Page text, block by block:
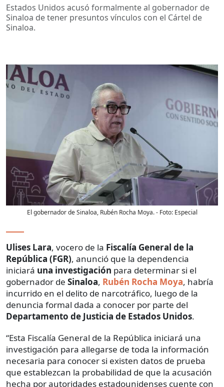
Estados Unidos acusó formalmente al gobernador de
Sinaloa de tener presuntos vínculos con el Cártel de
Sinaloa.
El gobernador de Sinaloa, Rubén Rocha Moya.- Foto: Especial
Ulises Lara, vocero de la Fiscalía General de la
República (FGR), anunció que la dependencia
iniciará una investigación para determinar si el
gobernador de Sinaloa, Rubén Rocha Moya, habría
incurrido en el delito de narcotráfico, luego de la
denuncia formal dada a conocer por parte del
Departamento de Justicia de Estados Unidos.
“Esta Fiscalía General de la República iniciará una
investigación para allegarse de toda la información
necesaria para conocer si existen datos de prueba
que establezcan la probabilidad de que la acusación
hecha por autoridades estadounidenses cuente con